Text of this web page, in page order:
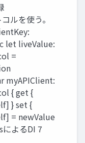
ルを使う。
let liveValue:
=
myAPIClient:
{ get {
} set {
= newValue
よるDI 7